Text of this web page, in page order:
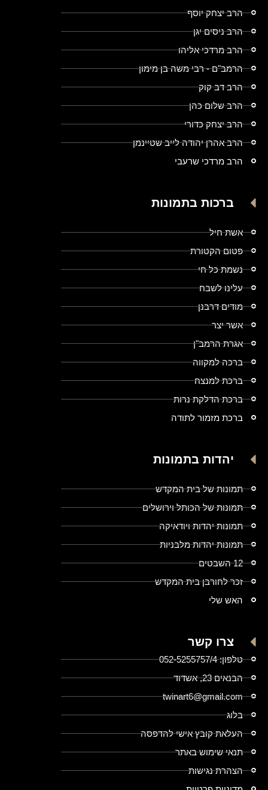
הרב יצחק יוסף
הרב ניסים יגן
הרב מרדכי אליהו
הרמב"ם - רבי משה בן מימון
הרב דב קוק
הרב שלום כהן
הרב יצחק כדורי
הרב אהרן יהודה לייב שטיינמן
הרב מרדכי שרעבי
ברכות בתמונות
אשת חיל
פטום הקטורת
נשמת כל חי
עלינו לשבח
מודים דרבנן
אשר יצר
אגרת הרמב"ן
ברכה למקווה
ברכת למנצח
ברכת הדלקת נרות
ברכת מזמור לתודה
יהדות בתמונות
תמונות של בית המקדש
תמונות של הכותל וירושלים
תמונות יהדות ויודאיקה
תמונות יהדות מלבניות
12 השבטים
זכר לחורבן בית המקדש
האש שלי
צרו קשר
טלפון: 052-5255757/4
הבנאים 23, אשדוד
twinart6@gmail.com
בלוג
העלאת קובץ אישי להדפסה
תנאי שימוש באתר
הצהרת נגישות